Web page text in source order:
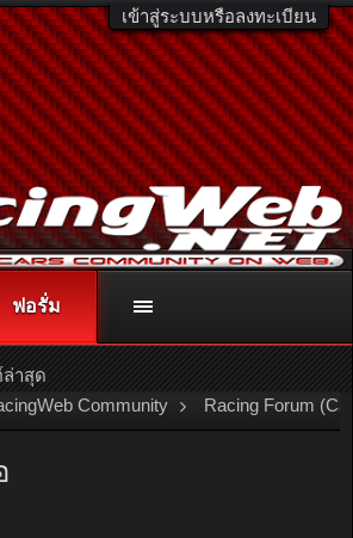
เข้าสู่ระบบหรือลงทะเบียน
หรือโทร. 081-811-1138
รายละเอียดเพิ่มเติม คลิกที่นี่
Community Racing Forum
ฟอรั่ม
าสุด